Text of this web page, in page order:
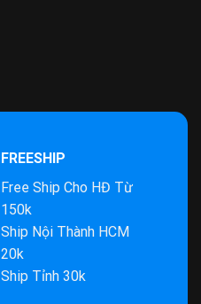
FREESHIP
Free Ship Cho HĐ Từ
150k
Ship Nội Thành HCM
20k
Ship Tỉnh 30k